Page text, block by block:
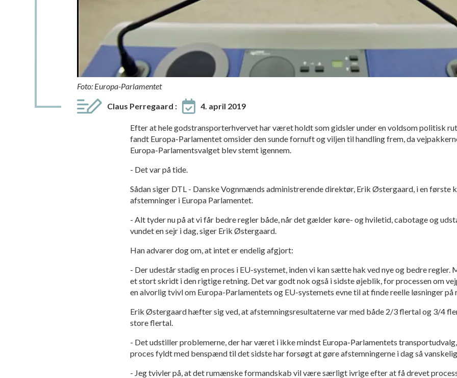
Foto: Europa-Parlamentet
Claus Perregaard : 4. april 2019
Efter at hele godstransporterhvervet har været holdt som gidsler under en voldsom politisk
fandt Europa-Parlamentet omsider den sunde fornuft og viljen til handling frem, da
Europa-Parlamentsvalget blev stemt igennem.
- Det var på tide.
Sådan siger DTL - Danske Vognmænds administrerende direktør, Erik Østergaard, i en første
afstemninger i Europa Parlamentet.
- Alt tyder nu på at vi får bedre regler både, når det gælder køre- og hviletid, cabotage og
vundet en sejr i dag, siger Erik Østergaard.
Han advarer dog om, at intet er endelig afgjort:
- Der udestår stadig en proces i EU-systemet, inden vi kan sætte hak ved nye og bedre regler.
et stort skridt i den rigtige retning. Det var godt nok også i sidste øjeblik, for processen om
en alvorlig tvivl om Europa-Parlamentets og EU-systemets evne til at finde reelle løsninger på
Erik Østergaard hæfter sig ved, at afstemningsresultaterne var med både 2/3 flertal og 3/4
store flertal.
- Det udstiller problemerne, der har været i ikke mindst Europa-Parlamentets
proces fyldt med benspænd til det sidste har forsøgt at gøre afstemningerne i dag så
- Jeg tvivler på, at det rumænske formandskab vil være særligt ivrige efter at få drevet